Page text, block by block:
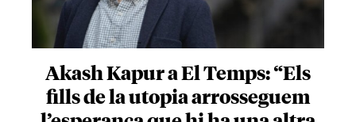
Akash Kapur a El Temps: “Els
fills de la utopia arrosseguem